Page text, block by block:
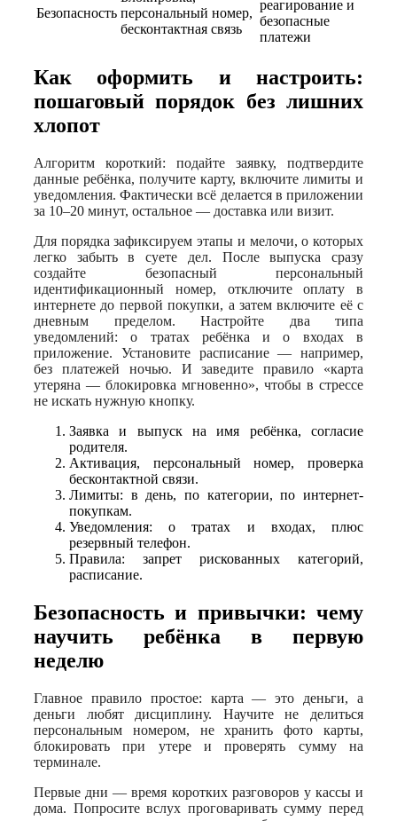
Безопасность персональный номер,
бесконтактная связь
реагирование и
безопасные
платежи
Как оформить и настроить:
пошаговый порядок без лишних
хлопот
Алгоритм короткий: подайте заявку, подтвердите
данные ребёнка, получите карту, включите лимиты и
уведомления. Фактически всё делается в приложении
за 10–20 минут, остальное — доставка или визит.
Для порядка зафиксируем этапы и мелочи, о которых
легко забыть в суете дел. После выпуска сразу
создайте безопасный персональный
идентификационный номер, отключите оплату в
интернете до первой покупки, а затем включите её с
дневным пределом. Настройте два типа
уведомлений: о тратах ребёнка и о входах в
приложение. Установите расписание — например,
без платежей ночью. И заведите правило «карта
утеряна — блокировка мгновенно», чтобы в стрессе
не искать нужную кнопку.
Заявка и выпуск на имя ребёнка, согласие
родителя.
Активация, персональный номер, проверка
бесконтактной связи.
Лимиты: в день, по категории, по интернет-
покупкам.
Уведомления: о тратах и входах, плюс
резервный телефон.
Правила: запрет рискованных категорий,
расписание.
Безопасность и привычки: чему
научить ребёнка в первую
неделю
Главное правило простое: карта — это деньги, а
деньги любят дисциплину. Научите не делиться
персональным номером, не хранить фото карты,
блокировать при утере и проверять сумму на
терминале.
Первые дни — время коротких разговоров у кассы и
дома. Попросите вслух проговаривать сумму перед